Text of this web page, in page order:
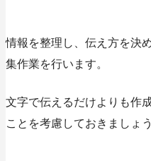
情報を整理し、伝え方を決
集作業を行います。
文字で伝えるだけよりも作
ことを考慮しておきましょう